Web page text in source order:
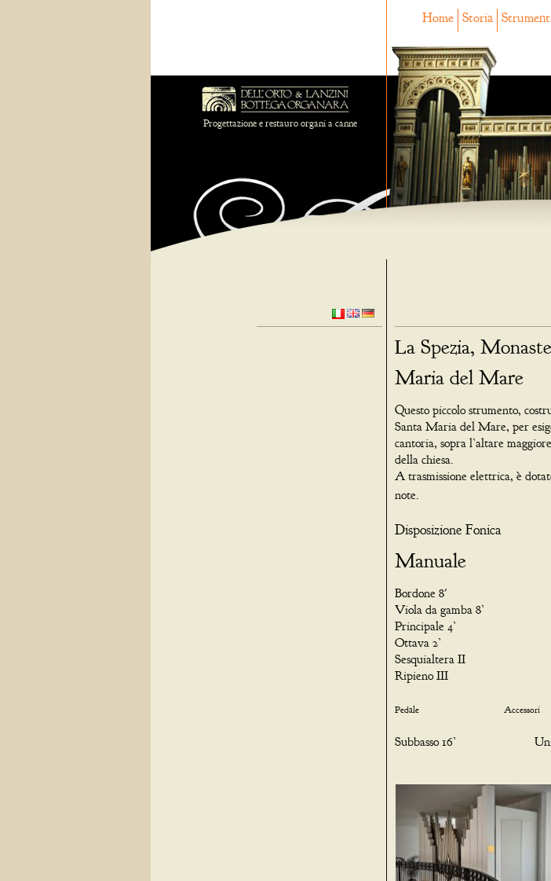
Home Storia
Progettazione e restauro organi a canne
La Spezia,
Maria del Mare
Questo piccolo strumento,
Santa Maria del Mare, per
cantoria, sopra l’altare
della chiesa.
A trasmissione elettrica, è
note.
Disposizione Fonica
Manuale
Bordone 8'
Viola da gamba 8’
Principale 4’
Ottava 2’
Sesquialtera II
Ripieno III
Pedale Accessori
Subbasso 16’ Unione